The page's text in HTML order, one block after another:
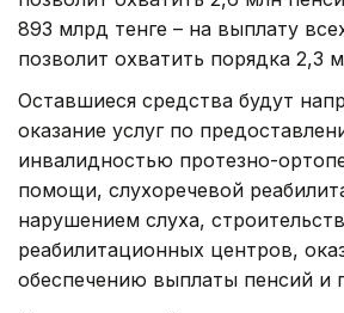
893 млрд тенге – на выплату
позволит охватить порядка 2,3
Оставшиеся средства будут
оказание услуг по
инвалидностью протезно-
помощи, слухоречевой
нарушением слуха,
реабилитационных центров,
обеспечению выплаты пенсий и